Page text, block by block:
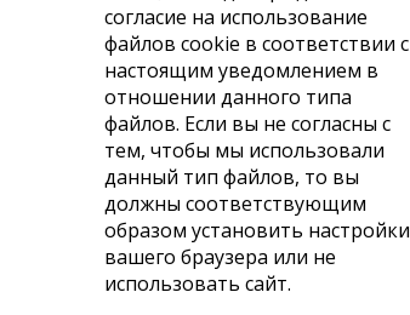
согласие на использование
файлов cookie в соответствии с
настоящим уведомлением в
отношении данного типа
файлов. Если вы не согласны с
тем, чтобы мы использовали
данный тип файлов, то вы
должны соответствующим
образом установить настройки
вашего браузера или не
использовать сайт.